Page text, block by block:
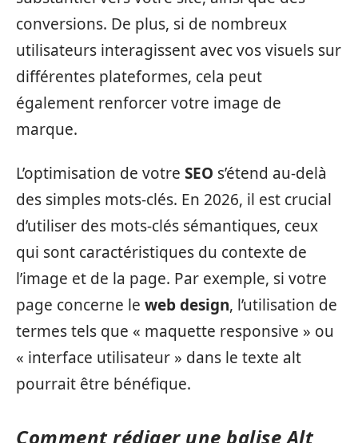
conversions. De plus, si de nombreux
utilisateurs interagissent avec vos visuels sur
différentes plateformes, cela peut
également renforcer votre image de
marque.
L’optimisation de votre SEO s’étend au-delà
des simples mots-clés. En 2026, il est crucial
d’utiliser des mots-clés sémantiques, ceux
qui sont caractéristiques du contexte de
l’image et de la page. Par exemple, si votre
page concerne le web design, l’utilisation de
termes tels que « maquette responsive » ou
« interface utilisateur » dans le texte alt
pourrait être bénéfique.
Comment rédiger une balise Alt